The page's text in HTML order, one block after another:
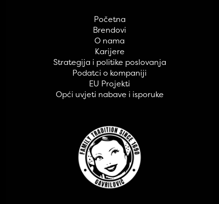
Početna
Brendovi
O nama
Karijere
Strategija i politike poslovanja
Podatci o kompaniji
EU Projekti
Opći uvjeti nabave i isporuke